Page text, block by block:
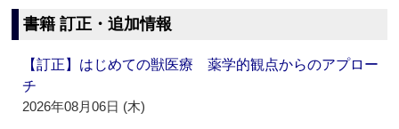
書籍 訂正・追加情報
【訂正】はじめての獣医療 薬学的観点からのアプロー
チ
2026年08月06日 (木)